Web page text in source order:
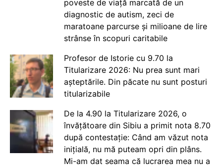
poveste de viață marcată de un
diagnostic de autism, zeci de
maratoane parcurse și milioane de lire
strânse în scopuri caritabile
Profesor de Istorie cu 9.70 la
Titularizare 2026: Nu prea sunt mari
așteptările. Din păcate nu sunt posturi
titularizabile
De la 4.90 la Titularizare 2026, o
învățătoare din Sibiu a primit nota 8.70
după contestație: Când am văzut nota
inițială, nu mă puteam opri din plâns.
Mi-am dat seama că lucrarea mea nu a